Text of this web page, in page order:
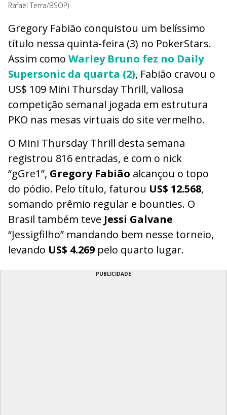
Rafael Terra/BSOP)
Gregory Fabião conquistou um belíssimo
título nessa quinta-feira (3) no PokerStars.
Assim como Warley Bruno fez no Daily
Supersonic da quarta (2), Fabião cravou o
US$ 109 Mini Thursday Thrill, valiosa
competição semanal jogada em estrutura
PKO nas mesas virtuais do site vermelho.
O Mini Thursday Thrill desta semana
registrou 816 entradas, e com o nick
“gGre1”, Gregory Fabião alcançou o topo
do pódio. Pelo título, faturou US$ 12.568,
somando prêmio regular e bounties. O
Brasil também teve Jessi Galvane
“Jessigfilho” mandando bem nesse torneio,
levando US$ 4.269 pelo quarto lugar.
PUBLICIDADE